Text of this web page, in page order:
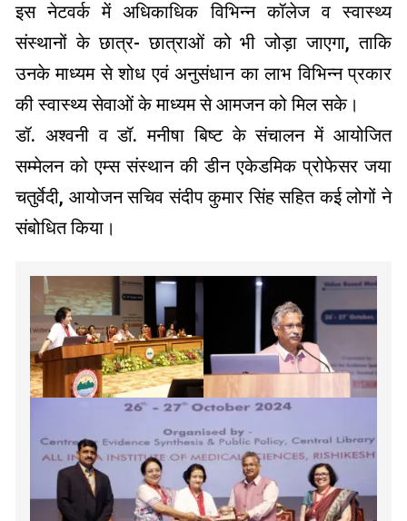
इस नेटवर्क में अधिकाधिक विभिन्न कॉलेज व स्वास्थ्य
संस्थानों के छात्र- छात्राओं को भी जोड़ा जाएगा, ताकि
उनके माध्यम से शोध एवं अनुसंधान का लाभ विभिन्न प्रकार
की स्वास्थ्य सेवाओं के माध्यम से आमजन को मिल सके।
डॉ. अश्वनी व डॉ. मनीषा बिष्ट के संचालन में आयोजित
सम्मेलन को एम्स संस्थान की डीन एकेडमिक प्रोफेसर जया
चतुर्वेदी, आयोजन सचिव संदीप कुमार सिंह सहित कई लोगों ने
संबोधित किया।